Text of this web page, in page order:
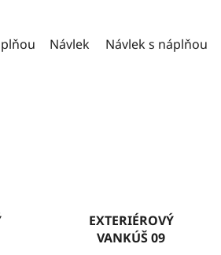
Návlek Návlek s náplňou
EXTERIÉROVÝ
VANKÚŠ 09